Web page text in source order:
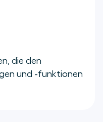
die den
und -funktionen